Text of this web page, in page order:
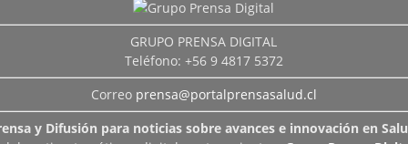
GRUPO PRENSA DIGITAL
Teléfono: +56 9 4817 5372
Correo prensa@portalprensasalud.cl
y Difusión para noticias sobre avances e innovación en